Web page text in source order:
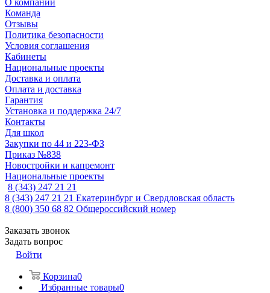
О компании
Команда
Отзывы
Политика безопасности
Условия соглашения
Кабинеты
Национальные проекты
Доставка и оплата
Оплата и доставка
Гарантия
Установка и поддержка 24/7
Контакты
Для школ
Закупки по 44 и 223-ФЗ
Приказ №838
Новостройки и капремонт
Национальные проекты
8 (343) 247 21 21
8 (343) 247 21 21 Екатеринбург и Свердловская область
8 (800) 350 68 82 Общероссийский номер
Заказать звонок
Задать вопрос
Войти
Корзина0
Избранные товары0